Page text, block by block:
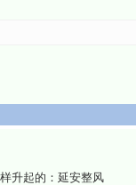
升起的：延安整风